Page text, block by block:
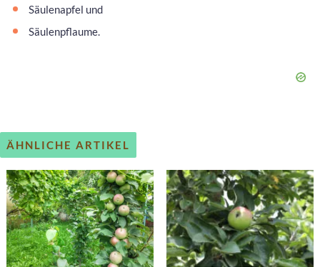
Säulenapfel und
Säulenpflaume.
ÄHNLICHE ARTIKEL